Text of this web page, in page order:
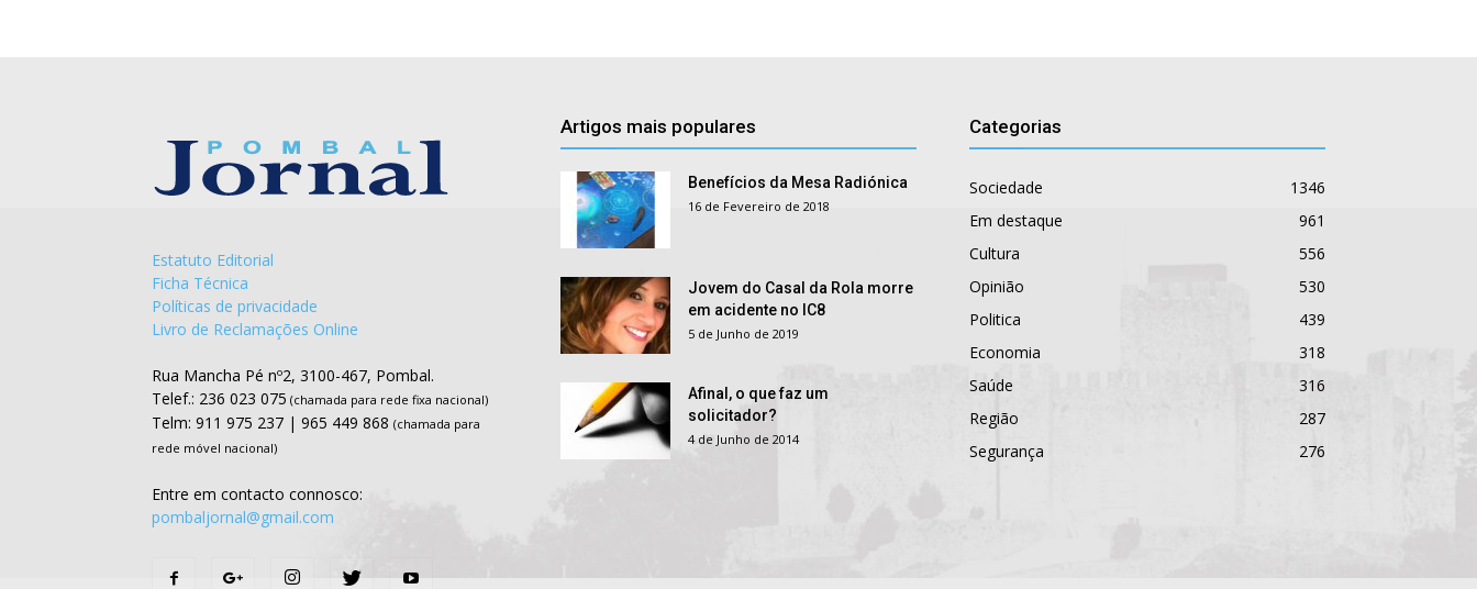
Estatuto Editorial
Ficha Técnica
Políticas de privacidade
Livro de Reclamações Online
Rua Mancha Pé nº2, 3100-467, Pombal.
Telef.: 236 023 075 (chamada para rede fixa nacional)
Telm: 911 975 237 | 965 449 868 (chamada para
rede móvel nacional)
Entre em contacto connosco:
pombaljornal@gmail.com
Artigos mais populares
Benefícios da Mesa Radiónica
16 de Fevereiro de 2018
Jovem do Casal da Rola morre
em acidente no IC8
5 de Junho de 2019
Afinal, o que faz um
solicitador?
4 de Junho de 2014
Categorias
Sociedade
1346
Em destaque
961
Cultura
556
Opinião
530
Politica
439
Economia
318
Saúde
316
Região
287
Segurança
276